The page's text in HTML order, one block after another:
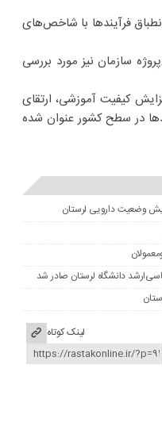
فرآیندها با شاخص‌های
سازمان نیز مورد بررسی
کیفیت آموزشی، ارتقای
در سطح کشور عنوان شده
لینک کوتاه